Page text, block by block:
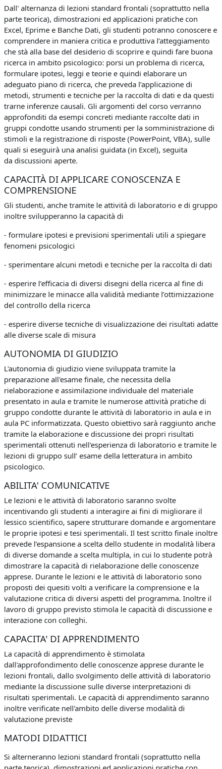
Dall' alternanza di lezioni standard frontali (soprattutto nella
parte teorica), dimostrazioni ed applicazioni pratiche con
Excel, Eprime e Banche Dati, gli studenti potranno conoscere e
comprendere in maniera critica e produttiva l’atteggiamento
che stà alla base del desiderio di scoprire e quindi fare buona
ricerca in ambito psicologico: porsi un problema di ricerca,
formulare ipotesi, leggi e teorie e quindi elaborare un
adeguato piano di ricerca, che preveda l’applicazione di
metodi, strumenti e tecniche per la raccolta di dati e da questi
trarne inferenze causali. Gli argomenti del corso verranno
approfonditi da esempi concreti mediante raccolte dati in
gruppi condotte usando strumenti per la somministrazione di
stimoli e la registrazione di risposte (PowerPoint, VBA), sulle
quali si eseguirà una analisi guidata (in Excel), seguita
da discussioni aperte.
CAPACITÀ DI APPLICARE CONOSCENZA E
COMPRENSIONE
Gli studenti, anche tramite le attività di laboratorio e di gruppo
inoltre svilupperanno la capacità di
- formulare ipotesi e previsioni sperimentali utili a spiegare
fenomeni psicologici
- sperimentare alcuni metodi e tecniche per la raccolta di dati
- esperire l’efficacia di diversi disegni della ricerca al fine di
minimizzare le minacce alla validità mediante l’ottimizzazione
del controllo della ricerca
- esperire diverse tecniche di visualizzazione dei risultati adatte
alle diverse scale di misura
AUTONOMIA DI GIUDIZIO
L'autonomia di giudizio viene sviluppata tramite la
preparazione all'esame finale, che necessita della
rielaborazione e assimilazione individuale del materiale
presentato in aula e tramite le numerose attività pratiche di
gruppo condotte durante le attività di laboratorio in aula e in
aula PC informatizzata. Questo obiettivo sarà raggiunto anche
tramite la elaborazione e discussione dei propri risultati
sperimentali ottenuti nell'esperienza di laboratorio e tramite le
lezioni di gruppo sull’ esame della letteratura in ambito
psicologico.
ABILITA' COMUNICATIVE
Le lezioni e le attività di laboratorio saranno svolte
incentivando gli studenti a interagire ai fini di migliorare il
lessico scientifico, sapere strutturare domande e argomentare
le proprie ipotesi e tesi sperimentali. Il test scritto finale inoltre
prevede l’espansione a scelta dello studente in modalità libera
di diverse domande a scelta multipla, in cui lo studente potrà
dimostrare la capacità di rielaborazione delle conoscenze
apprese. Durante le lezioni e le attività di laboratorio sono
proposti dei quesiti volti a verificare la comprensione e la
valutazione critica di diversi aspetti del programma. Inoltre il
lavoro di gruppo previsto stimola le capacità di discussione e
interazione con colleghi.
CAPACITA' DI APPRENDIMENTO
La capacità di apprendimento è stimolata
dall'approfondimento delle conoscenze apprese durante le
lezioni frontali, dallo svolgimento delle attività di laboratorio
mediante la discussione sulle diverse interpretazioni di
risultati sperimentali. Le capacità di apprendimento saranno
inoltre verificate nell'ambito delle diverse modalità di
valutazione previste
MATODI DIDATTICI
Si alterneranno lezioni standard frontali (soprattutto nella